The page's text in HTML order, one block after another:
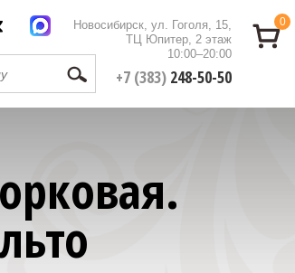
Новосибирск, ул. Гоголя, 15,
ТЦ Юпитер, 2 этаж
10:00–20:00
+7 (383) 248-50-50
0